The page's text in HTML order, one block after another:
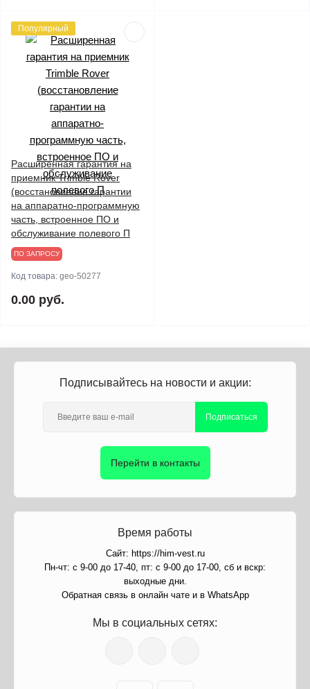
Популярный
Расширенная гарантия на
приемник Trimble Rover
(восстановление гарантии
на аппаратно-программную
часть, встроенное ПО и
обслуживание полевого П
ПО ЗАПРОСУ
Код товара: geo-50277
0.00 руб.
Подписывайтесь на новости и акции:
Подписаться
Перейти в контакты
Время работы
Сайт: https://him-vest.ru
Пн-чт: с 9-00 до 17-40, пт: с 9-00 до 17-00, сб и вскр:
выходные дни.
Обратная связь в онлайн чате и в WhatsApp
Мы в социальных сетях: